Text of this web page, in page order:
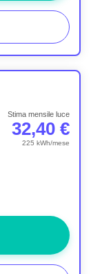
Stima mensile luce
32,40 €
225 kWh/mese